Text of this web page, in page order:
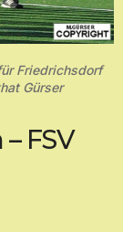
Friedrichsdorf
Gürser
FSV